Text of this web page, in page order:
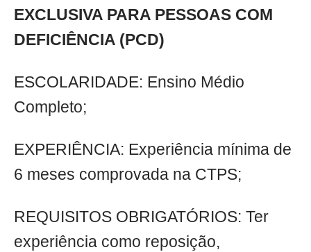
EXCLUSIVA PARA PESSOAS COM
DEFICIÊNCIA (PCD)
ESCOLARIDADE: Ensino Médio
Completo;
EXPERIÊNCIA: Experiência mínima de
6 meses comprovada na CTPS;
REQUISITOS OBRIGATÓRIOS: Ter
experiência como reposição,